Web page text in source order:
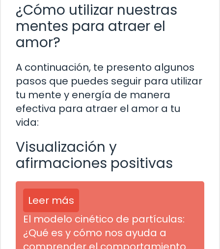
¿Cómo utilizar nuestras
mentes para atraer el
amor?
A continuación, te presento algunos
pasos que puedes seguir para utilizar
tu mente y energía de manera
efectiva para atraer el amor a tu
vida:
Visualización y
afirmaciones positivas
Leer más
El modelo cinético de partículas:
¿Qué es y cómo nos ayuda a